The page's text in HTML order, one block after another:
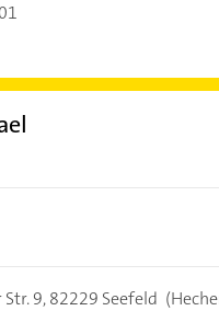
9,82229 Seefeld